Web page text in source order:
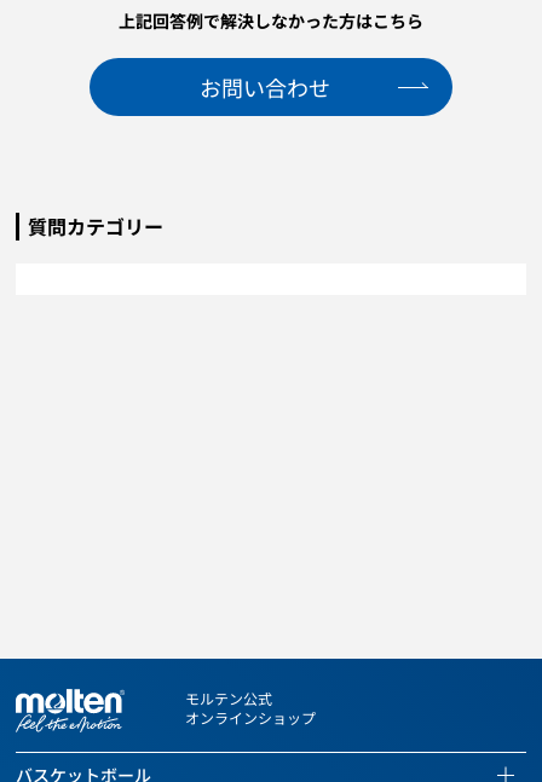
上記回答例で解決しなかった方はこちら
お問い合わせ
質問カテゴリー
モルテン公式
オンラインショップ
バスケットボール